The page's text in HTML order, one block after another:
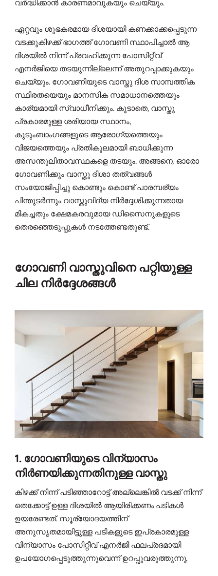
വർദ്ധിക്കാൻ കാരണമാവുകയും ചെയ്യും.
ഏറ്റവും ശുഭകരമായ ദിശയായി കണക്കാക്കപ്പെടുന്ന
വടക്കുകിഴക്ക് ഭാഗത്ത് ഗോവണി സ്ഥാപിച്ചാൽ ആ
ദിശയിൽ നിന്ന് പ്രവഹിക്കുന്ന പോസിറ്റീവ്
എനർജിയെ തടയുന്നില്ലെന്ന് അതുറപ്പാക്കുകയും
ചെയ്യും. ഗോവണിയുടെ വാസ്തു ദിശ സാമ്പത്തിക
സ്ഥിരതയെയും മാനസിക സമാധാനത്തെയും
കാര്യമായി സ്വാധീനിക്കും. കൂടാതെ, വാസ്തു
പ്രകാരമുള്ള ശരിയായ സ്ഥാനം,
കുടുംബാംഗങ്ങളുടെ ആരോഗ്യത്തെയും
വിജയത്തെയും പ്രതികൂലമായി ബാധിക്കുന്ന
അസന്തുലിതാവസ്ഥകളെ തടയും. അങ്ങനെ, ഓരോ
ഗോവണിക്കും വാസ്തു ദിശാ തത്വങ്ങൾ
സംയോജിപ്പിച്ചു കൊണ്ടും കൊണ്ട് പാരമ്പര്യം
പിന്തുടർന്നും വാസ്തുവിദ്യ നിർദ്ദേശിക്കുന്നതായ
മികച്ചതും ക്ഷേമകരവുമായ ഡിസൈനുകളുടെ
തെരഞ്ഞെടുപ്പുകൾ നടത്തേണ്ടതുണ്ട്.
ഗോവണി വാസ്തുവിനെ പറ്റിയുള്ള
ചില നിർദ്ദേശങ്ങൾ
1. ഗോവണിയുടെ വിന്യാസം
നിർണയിക്കുന്നതിനുള്ള വാസ്തു
കിഴക്ക് നിന്ന് പടിഞ്ഞാറോട്ട് അല്ലെങ്കിൽ വടക്ക് നിന്ന്
തെക്കോട്ട് ഉള്ള ദിശയിൽ ആയിരിക്കണം പടികൾ
ഉയരേണ്ടത്. സൂര്യോദയത്തിന്
അനുസൃതമായിട്ടുള്ള പടികളുടെ ഇപ്രകാരമുള്ള
വിന്യാസം പോസിറ്റീവ് എനർജി ഫലപ്രദമായി
ഉപയോഗപ്പെടുത്തുന്നുവെന്ന് ഉറപ്പുവരുത്തുന്നു.